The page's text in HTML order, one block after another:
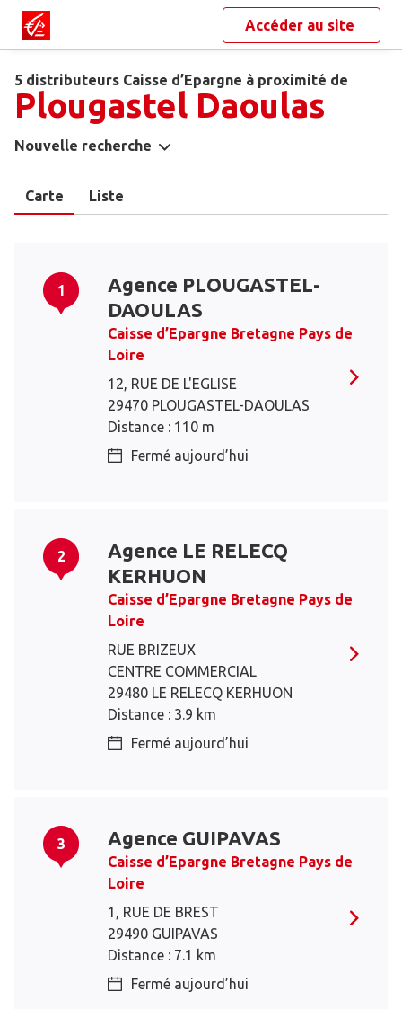
Accéder au site
5 distributeurs Caisse d’Epargne à proximité de
Plougastel Daoulas
Nouvelle recherche
Carte Liste
1
Agence PLOUGASTEL-
DAOULAS
Caisse d’Epargne Bretagne Pays de
Loire
12, RUE DE L'EGLISE
29470 PLOUGASTEL-DAOULAS
Distance : 110 m
Fermé aujourd’hui
2
Agence LE RELECQ
KERHUON
Caisse d’Epargne Bretagne Pays de
Loire
RUE BRIZEUX
CENTRE COMMERCIAL
29480 LE RELECQ KERHUON
Distance : 3.9 km
Fermé aujourd’hui
3 Agence GUIPAVAS
Caisse d’Epargne Bretagne Pays de
Loire
1, RUE DE BREST
29490 GUIPAVAS
Distance : 7.1 km
Fermé aujourd’hui